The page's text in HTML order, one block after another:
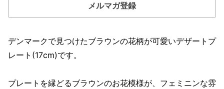
メルマガ登録
デンマークで見つけたブラウンの花柄が可愛いデザートプ
レート(17cm)です。
プレートを縁どるブラウンのお花模様が、フェミニンな雰